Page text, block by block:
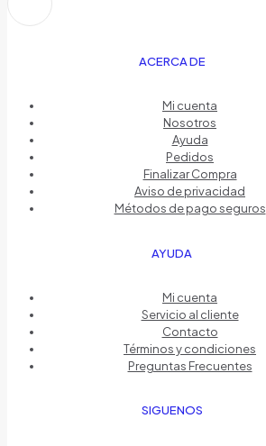
ACERCA DE
Mi cuenta
Nosotros
Ayuda
Pedidos
Finalizar Compra
Aviso de privacidad
Métodos de pago seguros
AYUDA
Mi cuenta
Servicio al cliente
Contacto
Términos y condiciones
Preguntas Frecuentes
SIGUENOS